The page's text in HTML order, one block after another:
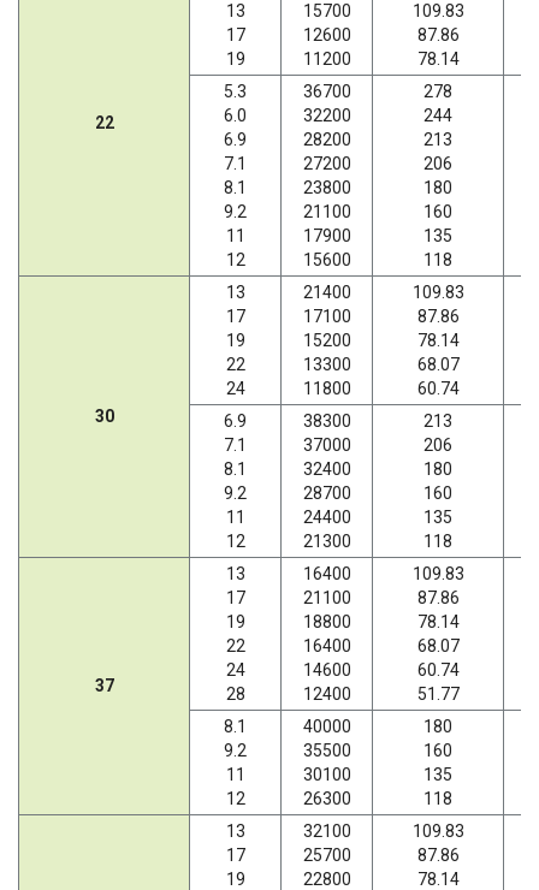
22
13
17
19
15700
12600
11200
109.83
87.86
78.14
5.3
6.0
6.9
7.1
8.1
9.2
11
12
36700
32200
28200
27200
23800
21100
17900
15600
278
244
213
206
180
160
135
118
30
13
17
19
22
24
21400
17100
15200
13300
11800
109.83
87.86
78.14
68.07
60.74
6.9
7.1
8.1
9.2
11
12
38300
37000
32400
28700
24400
21300
213
206
180
160
135
118
37
13
17
19
22
24
28
16400
21100
18800
16400
14600
12400
109.83
87.86
78.14
68.07
60.74
51.77
8.1
9.2
11
12
40000
35500
30100
26300
180
160
135
118
13
17
19
32100
25700
22800
109.83
87.86
78.14